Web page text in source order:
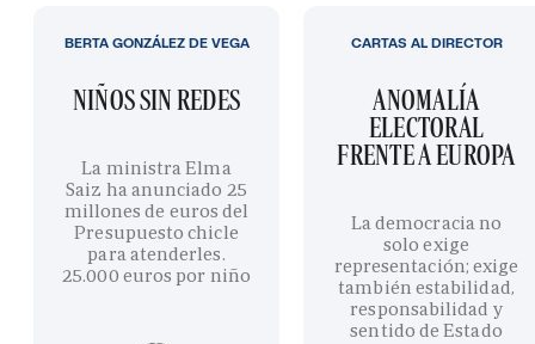
NIÑOS SIN REDES
La ministra Elma
Saiz ha anunciado 25
millones de euros del
Presupuesto chicle
para atenderles.
25.000 euros por niño
BERTA GONZÁLEZ DE VEGA
ANOMALÍA
ELECTORAL
FRENTE A EUROPA
La democracia no
solo exige
representación; exige
también estabilidad,
responsabilidad y
sentido de Estado
CARTAS AL DIRECTOR